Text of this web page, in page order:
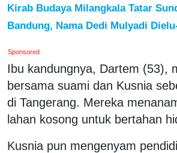
Kirab Budaya Milangkala Tatar
Bandung, Nama Dedi Mulyadi
Sponsored
Ibu kandungnya, Dartem (53),
bersama suami dan Kusnia
di Tangerang. Mereka
lahan kosong untuk bertahan
Kusnia pun mengenyam